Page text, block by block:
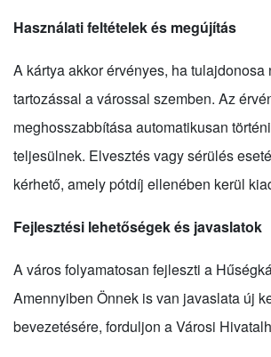
Használati feltételek és megújítás
A kártya akkor érvényes, ha
tartozással a várossal szemben. Az
meghosszabbítása automatikusan
teljesülnek. Elvesztés vagy sérülés
kérhető, amely pótdíj ellenében kerül
Fejlesztési lehetőségek és javaslatok
A város folyamatosan fejleszti a
Amennyiben Önnek is van javaslata új
bevezetésére, forduljon a Városi